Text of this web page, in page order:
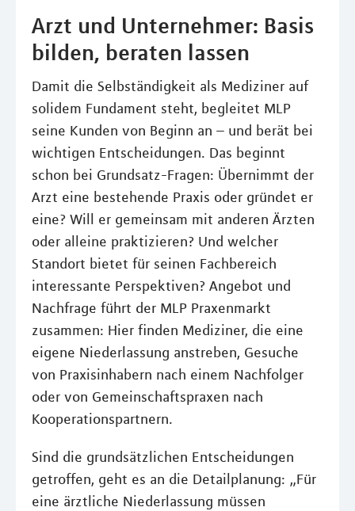
Arzt und Unternehmer: Basis
bilden, beraten lassen
Damit die Selbständigkeit als Mediziner auf
solidem Fundament steht, begleitet MLP
seine Kunden von Beginn an – und berät bei
wichtigen Entscheidungen. Das beginnt
schon bei Grundsatz-Fragen: Übernimmt der
Arzt eine bestehende Praxis oder gründet er
eine? Will er gemeinsam mit anderen Ärzten
oder alleine praktizieren? Und welcher
Standort bietet für seinen Fachbereich
interessante Perspektiven? Angebot und
Nachfrage führt der MLP Praxenmarkt
zusammen: Hier finden Mediziner, die eine
eigene Niederlassung anstreben, Gesuche
von Praxisinhabern nach einem Nachfolger
oder von Gemeinschaftspraxen nach
Kooperationspartnern.
Sind die grundsätzlichen Entscheidungen
getroffen, geht es an die Detailplanung: „Für
eine ärztliche Niederlassung müssen